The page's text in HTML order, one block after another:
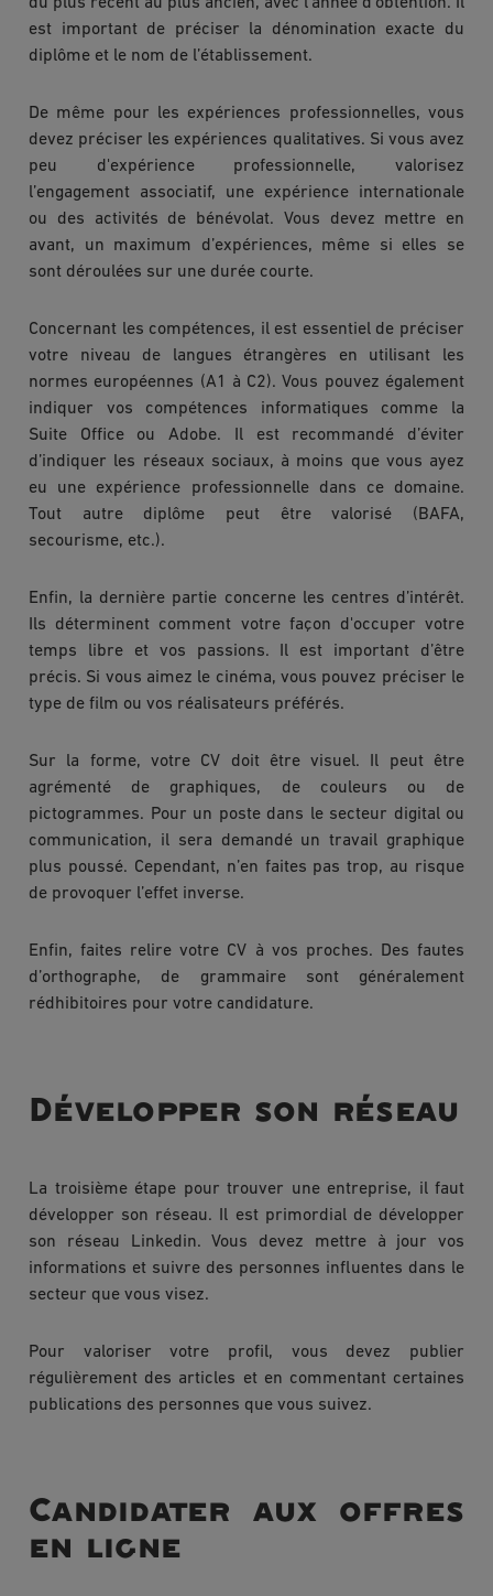
du plus récent au plus ancien, avec l’année d’obtention. Il
est important de préciser la dénomination exacte du
diplôme et le nom de l’établissement.
De même pour les expériences professionnelles, vous
devez préciser les expériences qualitatives. Si vous avez
peu d'expérience professionnelle, valorisez
l’engagement associatif, une expérience internationale
ou des activités de bénévolat. Vous devez mettre en
avant, un maximum d’expériences, même si elles se
sont déroulées sur une durée courte.
Concernant les compétences, il est essentiel de préciser
votre niveau de langues étrangères en utilisant les
normes européennes (A1 à C2). Vous pouvez également
indiquer vos compétences informatiques comme la
Suite Office ou Adobe. Il est recommandé d’éviter
d’indiquer les réseaux sociaux, à moins que vous ayez
eu une expérience professionnelle dans ce domaine.
Tout autre diplôme peut être valorisé (BAFA,
secourisme, etc.).
Enfin, la dernière partie concerne les centres d’intérêt.
Ils déterminent comment votre façon d'occuper votre
temps libre et vos passions. Il est important d’être
précis. Si vous aimez le cinéma, vous pouvez préciser le
type de film ou vos réalisateurs préférés.
Sur la forme, votre CV doit être visuel. Il peut être
agrémenté de graphiques, de couleurs ou de
pictogrammes. Pour un poste dans le secteur digital ou
communication, il sera demandé un travail graphique
plus poussé. Cependant, n’en faites pas trop, au risque
de provoquer l’effet inverse.
Enfin, faites relire votre CV à vos proches. Des fautes
d’orthographe, de grammaire sont généralement
rédhibitoires pour votre candidature.
Développer son réseau
La troisième étape pour trouver une entreprise, il faut
développer son réseau. Il est primordial de développer
son réseau Linkedin. Vous devez mettre à jour vos
informations et suivre des personnes influentes dans le
secteur que vous visez.
Pour valoriser votre profil, vous devez publier
régulièrement des articles et en commentant certaines
publications des personnes que vous suivez.
Candidater aux offres
en ligne